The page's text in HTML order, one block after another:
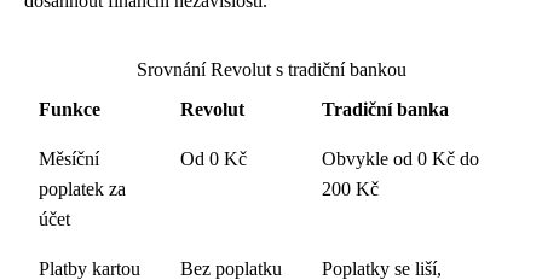
Srovnání Revolut s tradiční bankou
Funkce
Revolut Tradiční banka
Měsíční
poplatek za
účet
Od 0 Kč
Obvykle od 0 Kč do
200 Kč
Platby kartou
Bez poplatku
Poplatky se liší,